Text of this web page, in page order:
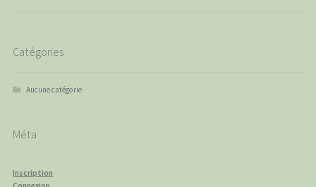
Catégories
Aucune catégorie
Méta
Inscription